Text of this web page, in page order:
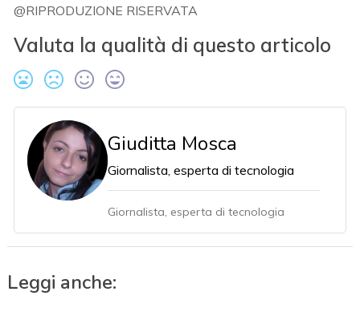
@RIPRODUZIONE RISERVATA
Valuta la qualità di questo articolo
Giuditta Mosca
Giornalista, esperta di tecnologia
Giornalista, esperta di tecnologia
Leggi anche: